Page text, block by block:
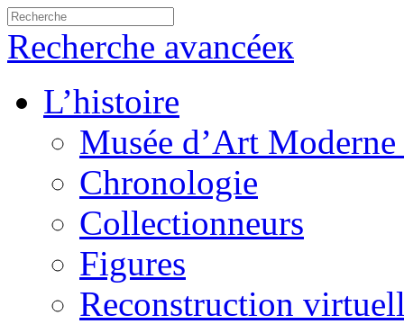
Recherche avancéeк
L’histoire
Musée d’Art
Chronologie
Collectionneurs
Figures
Reconstruction